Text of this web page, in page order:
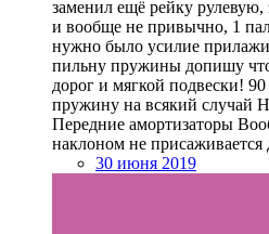
заменил ещё рейку рулевую,
и вообще не привычно, 1
нужно было усилие
пильну пружины допишу
дорог и мягкой подвески!
пружину на всякий случай
Передние амортизаторы
наклоном не присаживается
30 июня 2019